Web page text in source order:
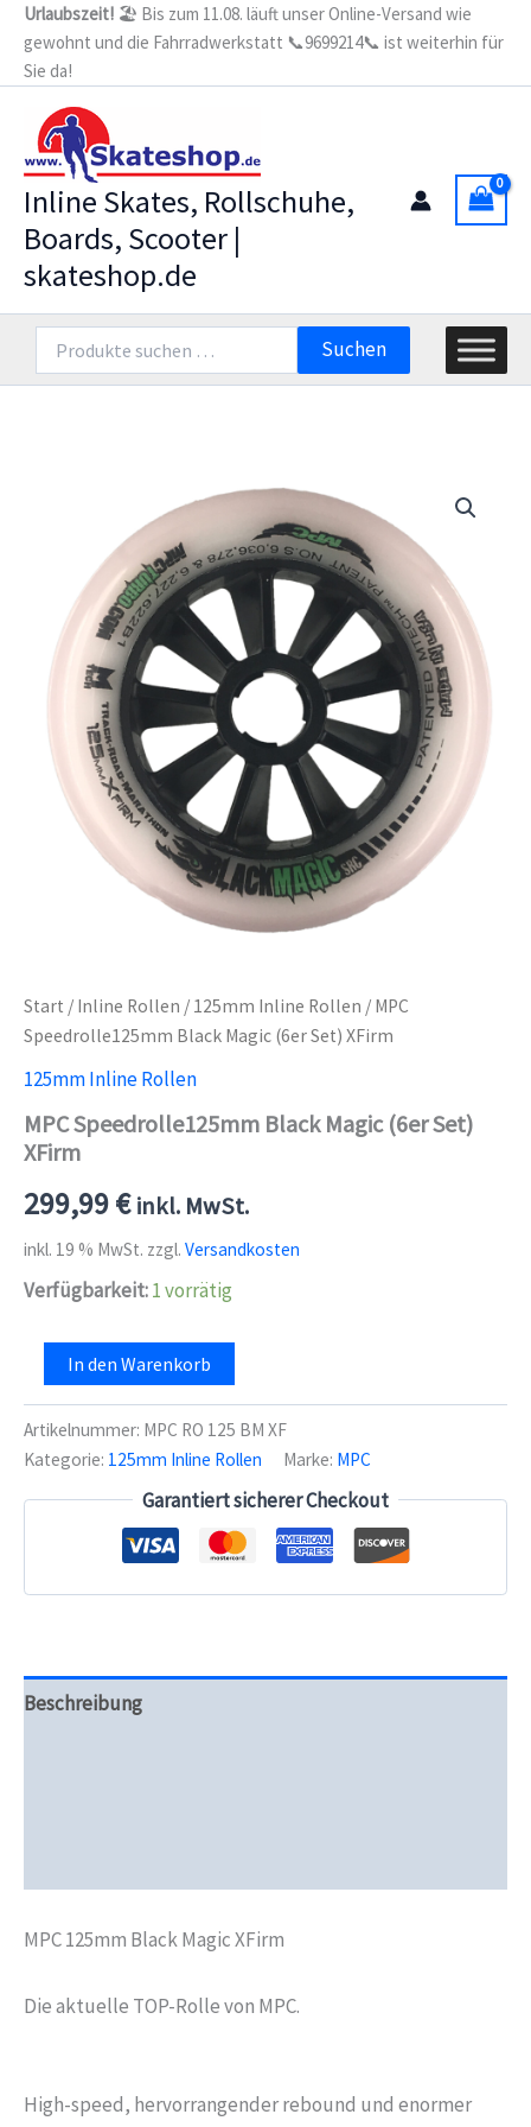
Zum
Inhalt
springen
Urlaubszeit! 🏖️ Bis zum 11.08. läuft unser Online-Versand wie
gewohnt und die Fahrradwerkstatt 📞9699214📞 ist weiterhin für
Sie da!
Inline Skates, Rollschuhe,
Boards, Scooter |
skateshop.de
nach:
Suchen
Start / Inline Rollen / 125mm Inline Rollen / MPC
Speedrolle125mm Black Magic (6er Set) XFirm
125mm Inline Rollen
MPC Speedrolle125mm Black Magic (6er Set)
XFirm
299,99€ inkl. MwSt.
inkl. 19 % MwSt. zzgl. Versandkosten
Verfügbarkeit:1 vorrätig
Speedrolle125mm
Black
Magic
(6er
Set)
XFirm
In den Warenkorb
Artikelnummer: MPC RO 125 BM XF
Kategorie: 125mm Inline Rollen Marke: MPC
Garantiert sicherer Checkout
Beschreibung
MPC 125mm Black Magic XFirm
Die aktuelle TOP-Rolle von MPC.
High-speed, hervorrangender rebound und enormer
Black
Magic
(6er
Set)
XFirm
Menge